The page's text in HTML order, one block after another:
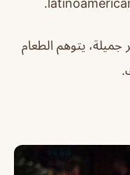
يتوهم الطعام